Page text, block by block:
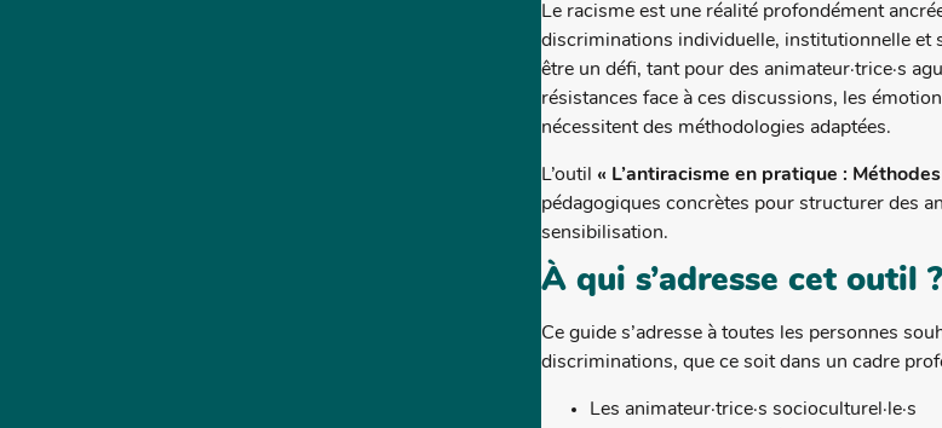
Le racisme est une réalité profondément
discriminations individuelle, institutionnelle et
être un défi, tant pour des animateur·trice·s
résistances face à ces discussions, les
nécessitent des méthodologies adaptées.
L’outil « L’antiracisme en pratique :
pédagogiques concrètes pour structurer des
sensibilisation.
À qui s’adresse cet outil ?
Ce guide s’adresse à toutes les personnes
discriminations, que ce soit dans un cadre
Les animateur·trice·s socioculturel·le·s